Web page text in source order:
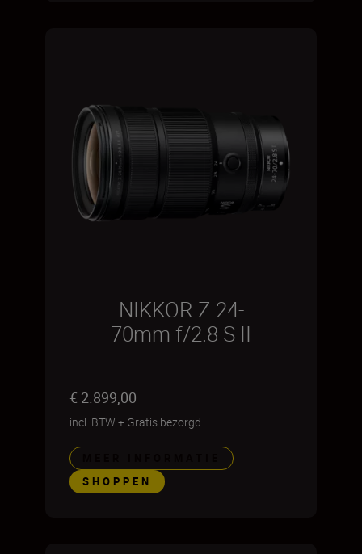
NIKKOR Z 24-
70mm f/2.8 S II
€ 2.899,00
incl. BTW + Gratis bezorgd
SHOPPEN